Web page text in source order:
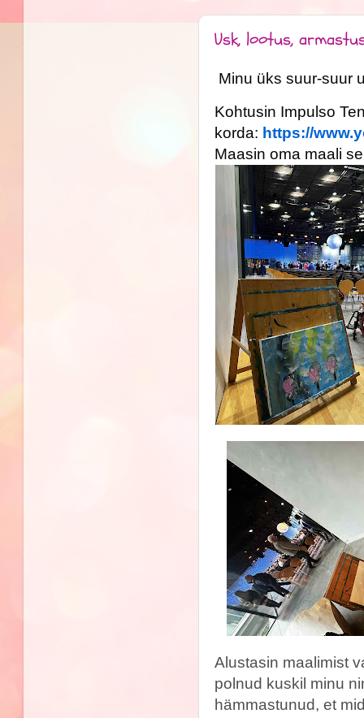
Usk, lootus,
Minu üks suur-suur
Kohtusin Impulso
korda: https://
Maasin oma maali
Alustasin maalimist
polnud kuskil minu
hämmastunud, et